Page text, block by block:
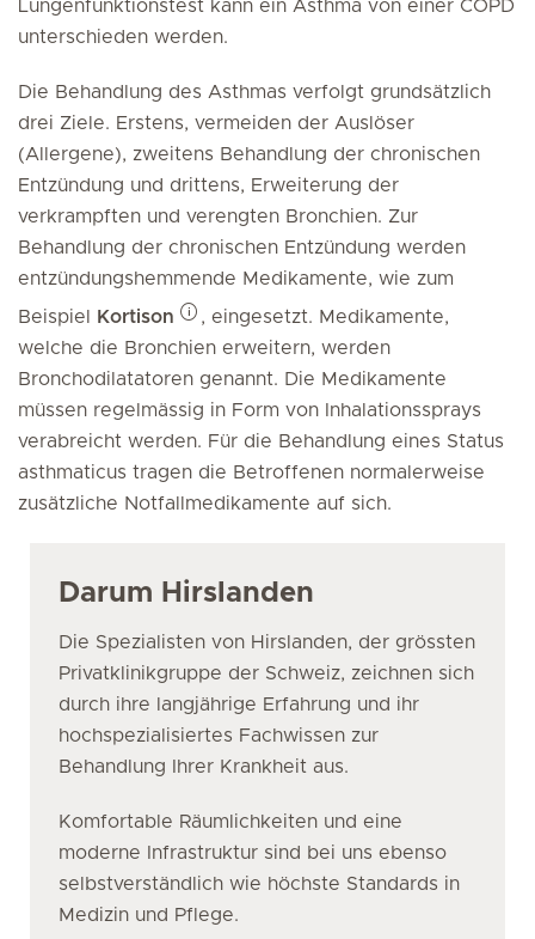
Lungenfunktionstest kann ein Asthma von einer COPD
unterschieden werden.
Die Behandlung des Asthmas verfolgt grundsätzlich
drei Ziele. Erstens, vermeiden der Auslöser
(Allergene), zweitens Behandlung der chronischen
Entzündung und drittens, Erweiterung der
verkrampften und verengten Bronchien. Zur
Behandlung der chronischen Entzündung werden
entzündungshemmende Medikamente, wie zum
Beispiel
Kortison
, eingesetzt. Medikamente,
welche die Bronchien erweitern, werden
Bronchodilatatoren genannt. Die Medikamente
müssen regelmässig in Form von Inhalationssprays
verabreicht werden. Für die Behandlung eines Status
asthmaticus tragen die Betroffenen normalerweise
zusätzliche Notfallmedikamente auf sich.
Darum Hirslanden
Die Spezialisten von Hirslanden, der grössten
Privatklinikgruppe der Schweiz, zeichnen sich
durch ihre langjährige Erfahrung und ihr
hochspezialisiertes Fachwissen zur
Behandlung Ihrer Krankheit aus.
Komfortable Räumlichkeiten und eine
moderne Infrastruktur sind bei uns ebenso
selbstverständlich wie höchste Standards in
Medizin und Pflege.